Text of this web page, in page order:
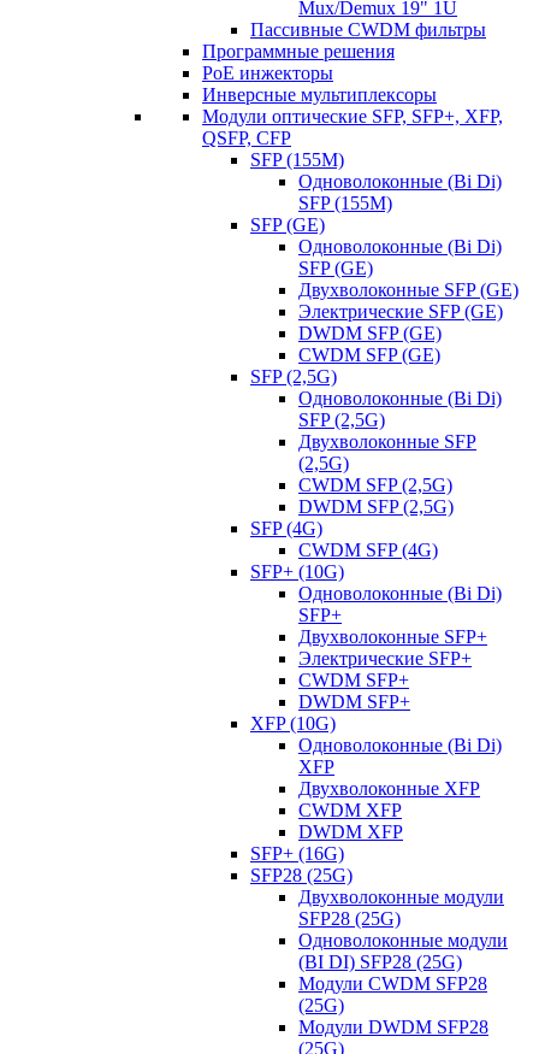
Mux/Demux 19" 1U
Пассивные CWDM фильтры
Программные решения
PoE инжекторы
Инверсные мультиплексоры
Модули оптические SFP, SFP+, XFP,
QSFP, CFP
SFP (155M)
Одноволоконные (Bi Di)
SFP (155M)
SFP (GE)
Одноволоконные (Bi Di)
SFP (GE)
Двухволоконные SFP (GE)
Электрические SFP (GE)
DWDM SFP (GE)
CWDM SFP (GE)
SFP (2,5G)
Одноволоконные (Bi Di)
SFP (2,5G)
Двухволоконные SFP
(2,5G)
CWDM SFP (2,5G)
DWDM SFP (2,5G)
SFP (4G)
CWDM SFP (4G)
SFP+ (10G)
Одноволоконные (Bi Di)
SFP+
Двухволоконные SFP+
Электрические SFP+
CWDM SFP+
DWDM SFP+
XFP (10G)
Одноволоконные (Bi Di)
XFP
Двухволоконные XFP
CWDM XFP
DWDM XFP
SFP+ (16G)
SFP28 (25G)
Двухволоконные модули
SFP28 (25G)
Одноволоконные модули
(BI DI) SFP28 (25G)
Модули CWDM SFP28
(25G)
Модули DWDM SFP28
(25G)